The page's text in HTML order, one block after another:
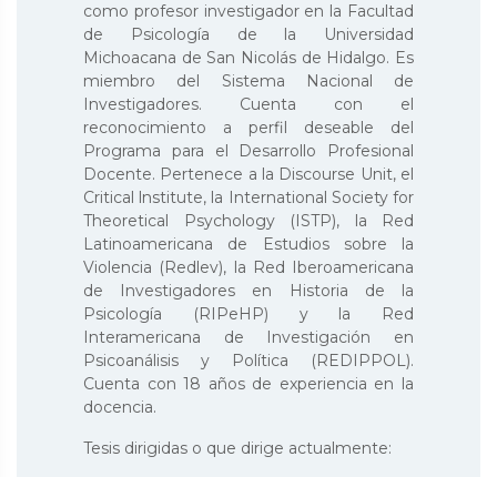
como profesor investigador en la Facultad
de Psicología de la Universidad
Michoacana de San Nicolás de Hidalgo. Es
miembro del Sistema Nacional de
Investigadores. Cuenta con el
reconocimiento a perfil deseable del
Programa para el Desarrollo Profesional
Docente. Pertenece a la Discourse Unit, el
Critical lnstitute, la International Society for
Theoretical Psychology (ISTP), la Red
Latinoamericana de Estudios sobre la
Violencia (Redlev), la Red Iberoamericana
de Investigadores en Historia de la
Psicología (RIPeHP) y la Red
Interamericana de Investigación en
Psicoanálisis y Política (REDIPPOL).
Cuenta con 18 años de experiencia en la
docencia.
Tesis dirigidas o que dirige actualmente: